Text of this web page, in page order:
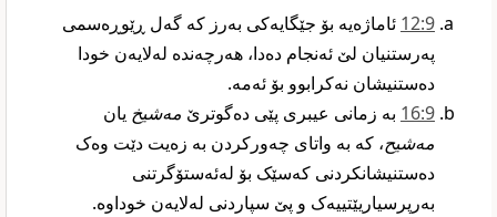
9‏:12
ئاماژەیە بۆ جێگایەکی بەرز کە گەل ڕێوڕەسمی
پەرستنیان لێ ئەنجام دەدا، هەرچەندە لەلایەن خودا
دەستنیشان نەکرابوو بۆ ئەمە.‏
9‏:16
بە زمانی عیبری پێی دەگوترێ مەشیخ‏ یان
مەشیح‏، کە بە واتای چەورکردن بە زەیت دێت وەک
دەستنیشانکردنی کەسێک بۆ لەئەستۆگرتنی
بەرپرسیاریێتییەک و پێ سپاردنی لەلایەن خوداوە.‏